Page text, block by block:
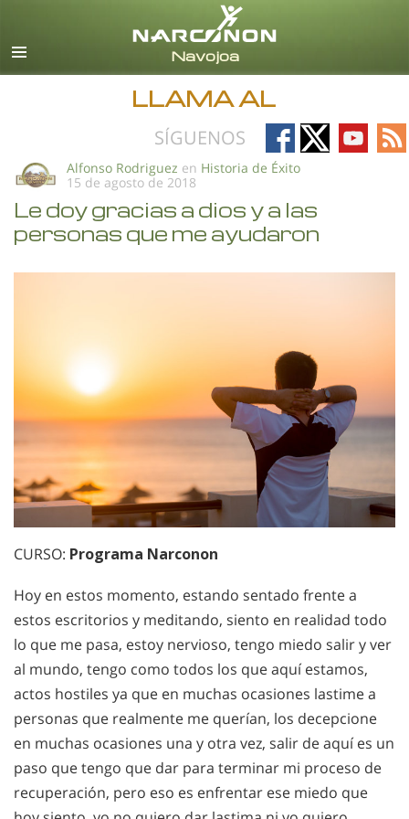
Español
Todas las Regiones/Idiomas
LLAMA AL
SÍGUENOS
Follow
on
Follow
on
Follow
on
on
Alfonso Rodriguez en Historia de Éxito
15 de agosto de 2018
Le doy gracias a dios y a las
personas que me ayudaron
CURSO: Programa Narconon
Hoy en estos momento, estando sentado frente a
estos escritorios y meditando, siento en realidad todo
lo que me pasa, estoy nervioso, tengo miedo salir y ver
al mundo, tengo como todos los que aquí estamos,
actos hostiles ya que en muchas ocasiones lastime a
personas que realmente me querían, los decepcione
en muchas ocasiones una y otra vez, salir de aquí es un
paso que tengo que dar para terminar mi proceso de
recuperación, pero eso es enfrentar ese miedo que